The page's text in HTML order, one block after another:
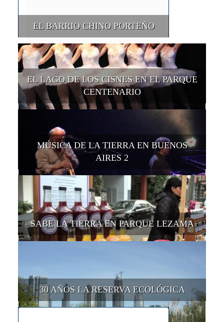
EL BARRIO CHINO PORTEÑO
EL LAGO DE LOS CISNES EN EL PARQUE
CENTENARIO
MÚSICA DE LA TIERRA EN BUENOS
AIRES 2
SABE LA TIERRA EN PARQUE LEZAMA
30 AÑOS LA RESERVA ECOLÓGICA